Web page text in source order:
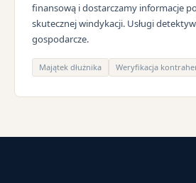
finansową i dostarczamy informacje
skutecznej windykacji. Usługi
gospodarcze.
Majątek dłużnika Weryfikacja